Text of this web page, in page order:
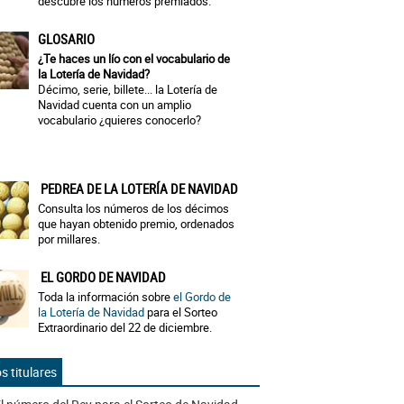
GLOSARIO
¿Te haces un lío con el vocabulario de
la Lotería de Navidad?
Décimo, serie, billete... la Lotería de
Navidad cuenta con un amplio
vocabulario ¿quieres conocerlo?
PEDREA DE LA LOTERÍA DE NAVIDAD
Consulta los números de los décimos
que hayan obtenido premio, ordenados
por millares.
EL GORDO DE NAVIDAD
Toda la información sobreel Gordo de
la Lotería de Navidadpara el Sorteo
Extraordinario del 22 de diciembre.
titulares